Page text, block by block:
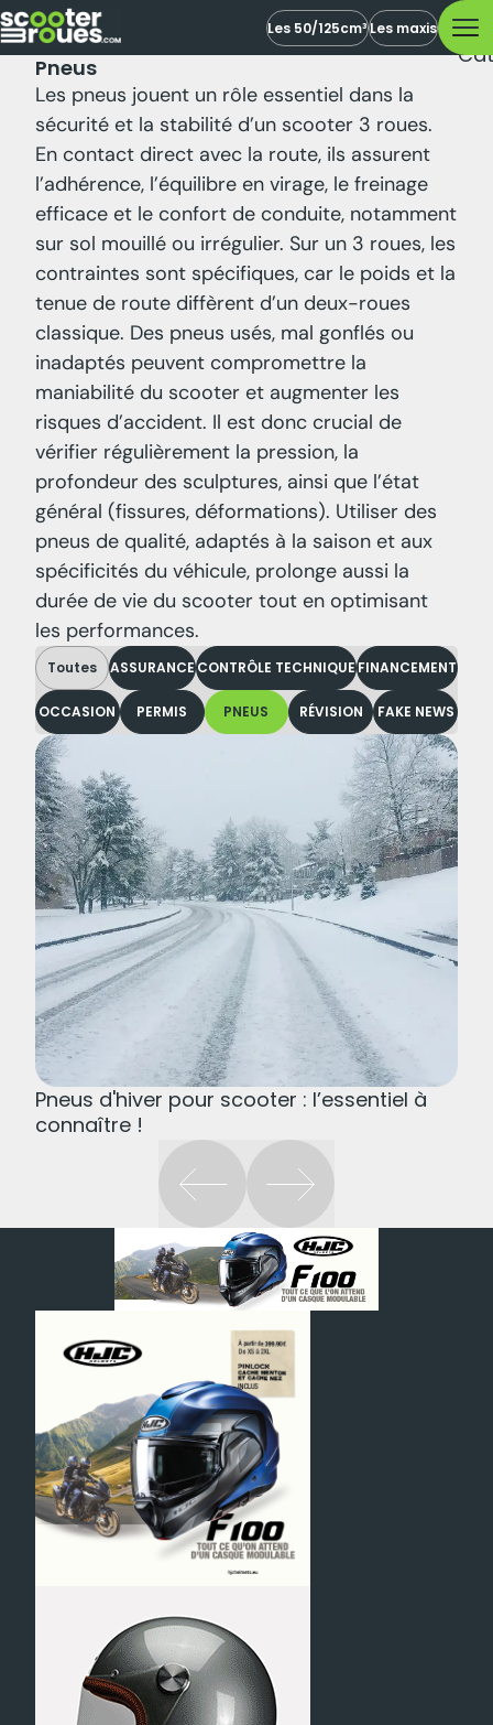
Les 50/125cm³Les maxis
Pneus
Les pneus jouent un rôle essentiel dans la
sécurité et la stabilité d’un scooter 3 roues.
En contact direct avec la route, ils assurent
l’adhérence, l’équilibre en virage, le freinage
efficace et le confort de conduite, notamment
sur sol mouillé ou irrégulier. Sur un 3 roues, les
contraintes sont spécifiques, car le poids et la
tenue de route diffèrent d’un deux-roues
classique. Des pneus usés, mal gonflés ou
inadaptés peuvent compromettre la
maniabilité du scooter et augmenter les
risques d’accident. Il est donc crucial de
vérifier régulièrement la pression, la
profondeur des sculptures, ainsi que l’état
général (fissures, déformations). Utiliser des
pneus de qualité, adaptés à la saison et aux
spécificités du véhicule, prolonge aussi la
durée de vie du scooter tout en optimisant
les performances.
Toutes ASSURANCE CONTRÔLE TECHNIQUE FINANCEMENT
OCCASION PERMIS PNEUS RÉVISION FAKE NEWS
Pneus d'hiver pour scooter : l’essentiel à
connaître !